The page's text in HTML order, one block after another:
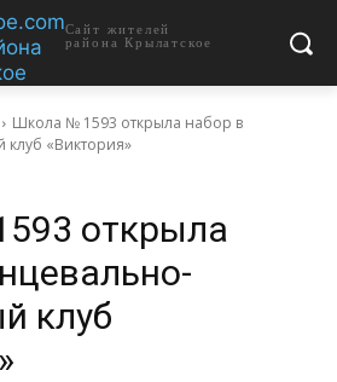
Сайт жителей
района Крылатское
Школа № 1593 открыла набор в
клуб «Виктория»
открыла
клуб